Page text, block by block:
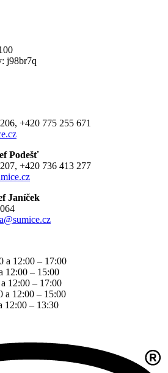
j98br7q
+420 775 255 671
Podešť
+420 736 413 277
Janíček
a 12:00 – 17:00
12:00 – 15:00
12:00 – 17:00
a 12:00 – 15:00
12:00 – 13:30